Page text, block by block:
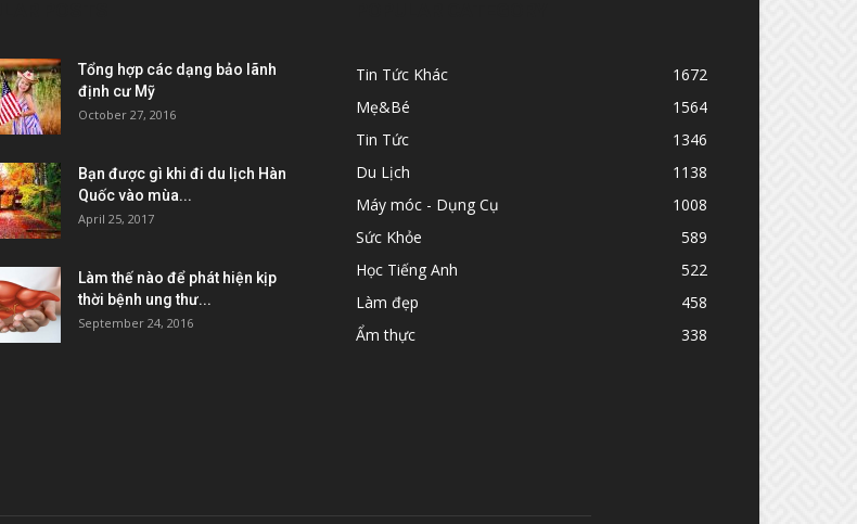
Tổng hợp các dạng bảo lãnh
định cư Mỹ
October 27, 2016
Bạn được gì khi đi du lịch Hàn
Quốc vào mùa...
April 25, 2017
Làm thế nào để phát hiện kịp
thời bệnh ung thư...
September 24, 2016
Tin Tức Khác
1672
Mẹ&Bé
1564
Tin Tức
1346
Du Lịch
1138
Máy móc - Dụng Cụ
1008
Sức Khỏe
589
Học Tiếng Anh
522
Làm đẹp
458
Ẩm thực
338